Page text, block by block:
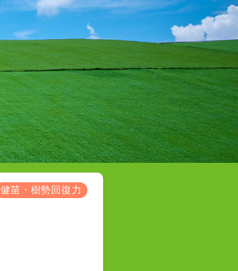
健苗・樹勢回復力